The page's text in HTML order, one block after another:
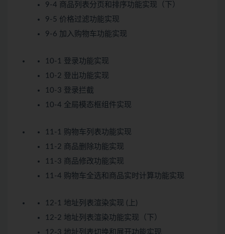
9-4 商品列表分页和排序功能实现（下）
9-5 价格过滤功能实现
9-6 加入购物车功能实现
10-1 登录功能实现
10-2 登出功能实现
10-3 登录拦截
10-4 全局模态框组件实现
11-1 购物车列表功能实现
11-2 商品删除功能实现
11-3 商品修改功能实现
11-4 购物车全选和商品实时计算功能实现
12-1 地址列表渲染实现 (上)
12-2 地址列表渲染功能实现（下）
12-3 地址列表切换和展开功能实现